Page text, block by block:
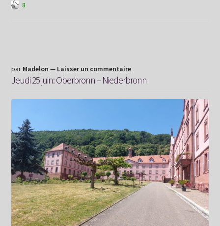
8
par Madelon — Laisser un commentaire
Jeudi 25 juin: Oberbronn – Niederbronn